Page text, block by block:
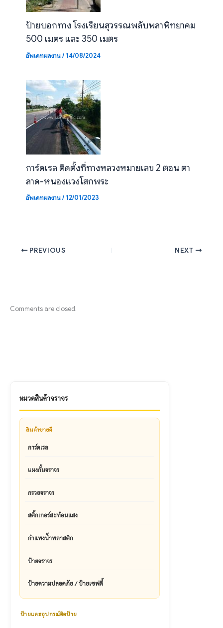
หมวดสินค้าจราจร
สินค้าขายดี
การ์ดเรล
แผงกั้นจราจร
กรวยจราจร
สติ๊กเกอร์สะท้อนแสง
กำแพงน้ำพลาสติก
ป้ายจราจร
ป้ายความปลอดภัย / ป้ายเซฟตี้
ป้ายและอุปกรณ์ติดป้าย
ป้ายบอกทาง โรงเรียนสุวรรณพลับพลาพิทยาคม
500 เมตร และ 350 เมตร
อัพเดทผลงาน/14/08/2024
การ์ดเรล ติดตั้งที่ทางหลวงหมายเลข 2 ตอน ตา
ลาด-หนองแวงโสกพระ
อัพเดทผลงาน/12/01/2023
PREVIOUS NEXT
Comments are closed.